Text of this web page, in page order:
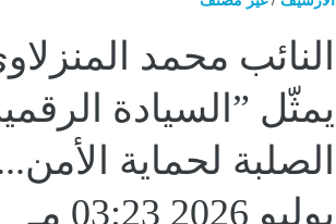
النائب محمد
يمثّل ”السيادة
يوليو 2026 03:23 مـ